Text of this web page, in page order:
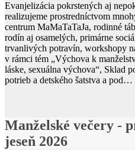
Evanjelizácia pokrstených aj
realizujeme prostredníctvom
centrum MaMaTaTaJa, rodinné
rodín aj osamelých, primárne
trvanlivých potravín, workshopy
v rámci tém „Výchova k
láske, sexuálna výchova“, Sklad
potrieb a detského šatstva a pod…
Manželské večery -
jeseň 2026